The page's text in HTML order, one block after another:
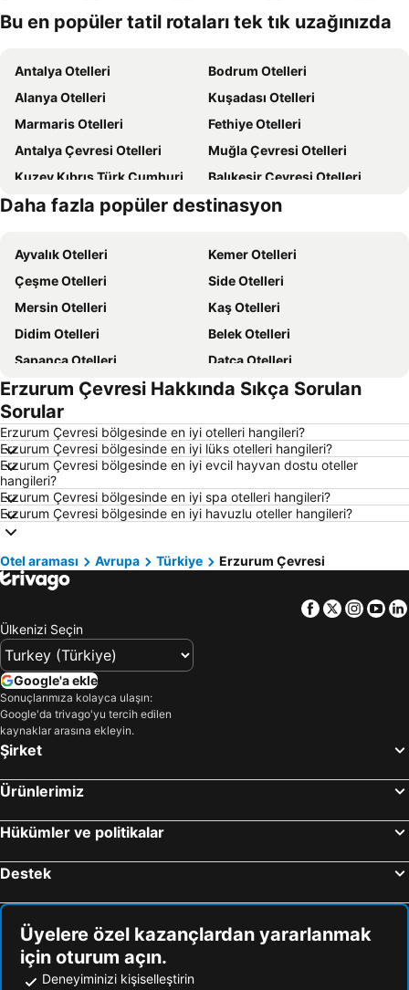
oteller
Bu en popüler tatil rotaları tek tık uzağınızda
Antalya Otelleri
Bodrum Otelleri
Alanya Otelleri
Kuşadası Otelleri
Marmaris Otelleri
Fethiye Otelleri
Antalya Çevresi Otelleri
Muğla Çevresi Otelleri
Kuzey Kıbrıs Türk Cumhuriyeti Otelleri
Balıkesir Çevresi Otelleri
Türkiye Otelleri
Ege Sahilleri Otelleri
Daha fazla popüler destinasyon
Ayvalık Otelleri
Kemer Otelleri
Çeşme Otelleri
Side Otelleri
Mersin Otelleri
Kaş Otelleri
Didim Otelleri
Belek Otelleri
Sapanca Otelleri
Datça Otelleri
İstanbul Otelleri
Alaçatı Otelleri
İzmir Otelleri
Bozcaada Otelleri
Manavgat Otelleri
Çanakkale Otelleri
Ölüdeniz Otelleri
Erdek Otelleri
Kıbrıs Otelleri
Aydın Çevresi Otelleri
Kapadokya Otelleri
Ege Bölgesi Otelleri
Akdeniz Bölgesi Otelleri
Yunanistan Otelleri
Thassos Island Otelleri
İstanbul Çevresi Otelleri
Maldivler Otelleri
Afyonkarahisar Çevresi Otelleri
Erzurum Çevresi Hakkında Sıkça Sorulan
Sorular
Erzurum Çevresi bölgesinde en iyi otelleri hangileri?
Erzurum Çevresi bölgesinde en iyi lüks otelleri hangileri?
Erzurum Çevresi bölgesinde en iyi evcil hayvan dostu oteller
hangileri?
Erzurum Çevresi bölgesinde en iyi spa otelleri hangileri?
Erzurum Çevresi bölgesinde en iyi havuzlu oteller hangileri?
Otel araması Avrupa Türkiye Erzurum Çevresi
Facebook
Twitter
Ülkenizi Seçin
Google'a ekle
Sonuçlarımıza kolayca ulaşın:
Google'da trivago'yu tercih edilen
kaynaklar arasına ekleyin.
Şirket
Ürünlerimiz
Hükümler ve politikalar
Destek
Üyelere özel kazançlardan yararlanmak
için oturum açın.
Deneyiminizi kişiselleştirin